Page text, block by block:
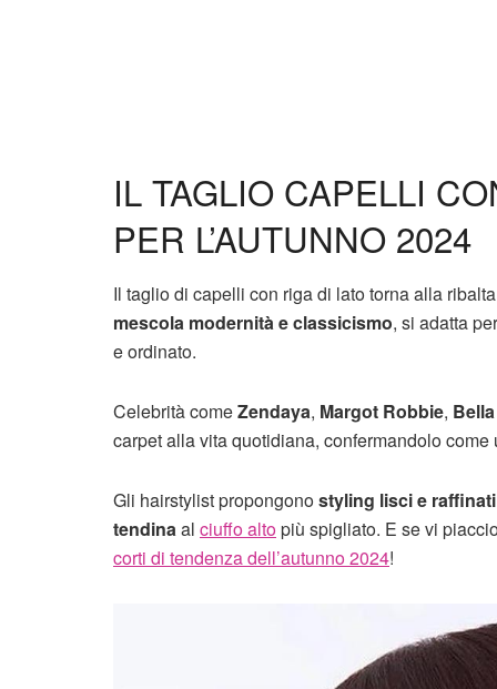
IL TAGLIO CAPELLI
PER L’AUTUNNO 2024
Il taglio di capelli con riga di lato torna alla
mescola modernità e classicismo, si adatta
e ordinato.
Celebrità comeZendaya, Margot Robbie,
carpet alla vita quotidiana, confermandolo
Gli hairstylist propongonostyling lisci e raffinati
tendinaal ciuffo altopiù spigliato. E se vi
corti di tendenza dell’autunno 2024!